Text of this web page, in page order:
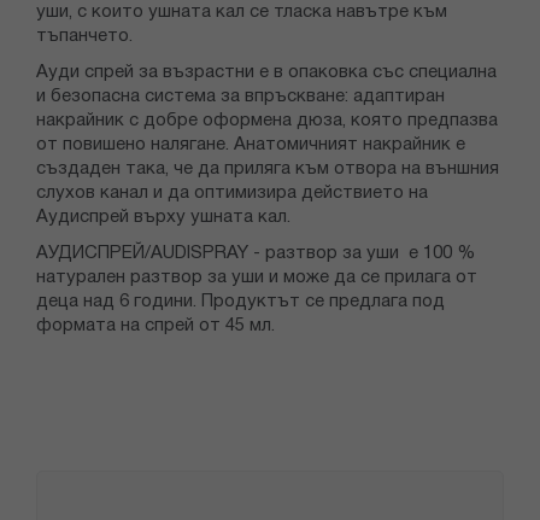
уши, с които ушната кал се тласка навътре към
тъпанчето.
Ауди спрей за възрастни е в опаковка със специална
и безопасна система за впръскване: адаптиран
накрайник с добре оформена дюза, която предпазва
от повишено налягане. Анатомичният накрайник е
създаден така, че да приляга към отвора на външния
слухов канал и да оптимизира действието на
Аудиспрей върху ушната кал.
АУДИСПРЕЙ/AUDISPRAY - разтвор за уши е 100 %
натурален разтвор за уши и може да се прилага от
деца над 6 години. Продуктът се предлага под
формата на спрей от 45 мл.